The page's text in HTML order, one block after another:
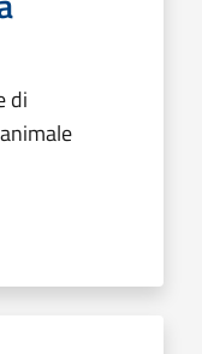
di